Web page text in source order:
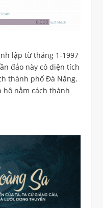
lập từ tháng 1-1997
đảo này có diện tích
thành phố Đà Nẵng.
hô nằm cách thành